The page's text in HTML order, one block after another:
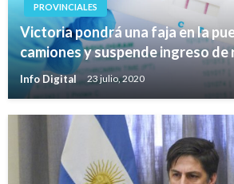
PROVINCIALES
Victoria pondrá una faja en la
camiones y suspende ingreso
Info Digital 23 julio, 2020